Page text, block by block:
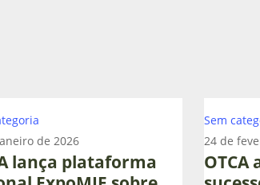
de 2026
lança plataforma
Sem
apresenta
com
sucesso
24 de
OTCA